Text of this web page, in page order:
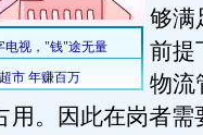
够满
前提
物流
用。因此在岗者需